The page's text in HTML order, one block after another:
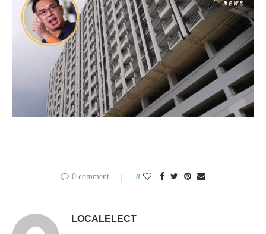
0 comment 0
LOCALELECT